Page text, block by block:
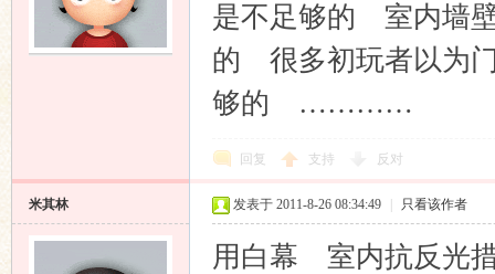
是不足够的 室内墙
的 很多初玩者以为
够的 …………
回复 支持 反对
米其林 发表于 2011-8-26 08:34:49 只看该作者
用白幕 室内抗反光